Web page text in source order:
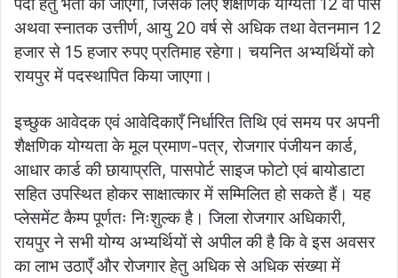
अथवा स्नातक उत्तीर्ण, आयु 20 वर्ष से अधिक तथा वेतनमान 12
हजार से 15 हजार रुपए प्रतिमाह रहेगा। चयनित अभ्यर्थियों को
रायपुर में पदस्थापित किया जाएगा।
इच्छुक आवेदक एवं आवेदिकाएँ निर्धारित तिथि एवं समय पर अपनी
शैक्षणिक योग्यता के मूल प्रमाण-पत्र, रोजगार पंजीयन कार्ड,
आधार कार्ड की छायाप्रति, पासपोर्ट साइज फोटो एवं बायोडाटा
सहित उपस्थित होकर साक्षात्कार में सम्मिलित हो सकते हैं। यह
प्लेसमेंट कैम्प पूर्णतः निःशुल्क है। जिला रोजगार अधिकारी,
रायपुर ने सभी योग्य अभ्यर्थियों से अपील की है कि वे इस अवसर
का लाभ उठाएँ और रोजगार हेतु अधिक से अधिक संख्या में